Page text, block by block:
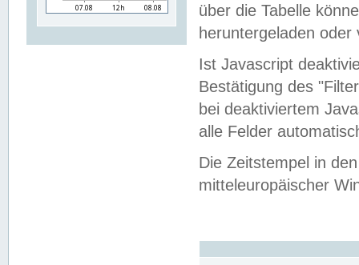
über die Tabelle
heruntergeladen oder
Ist Javascript
Bestätigung des
bei deaktiviertem
alle Felder
Die Zeitstempel in
mitteleuropäischer